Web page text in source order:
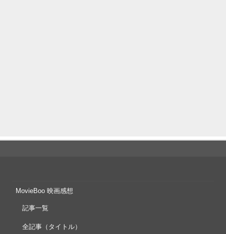
MovieBoo 映画感想
記事一覧
全記事（タイトル）